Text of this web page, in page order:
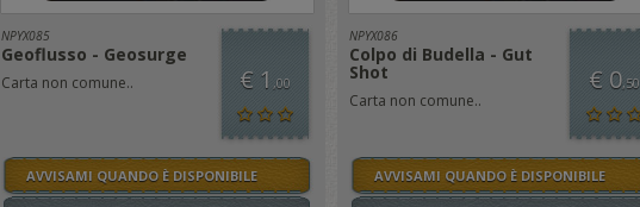
NPYX085
Geoflusso - Geosurge
Carta non comune.. € 1 ,00
AVVISAMI QUANDO È DISPONIBILE
NPYX086
Colpo di Budella - Gut
Shot
Carta non comune..
€ 0,50
AVVISAMI QUANDO È DISPONIBILE